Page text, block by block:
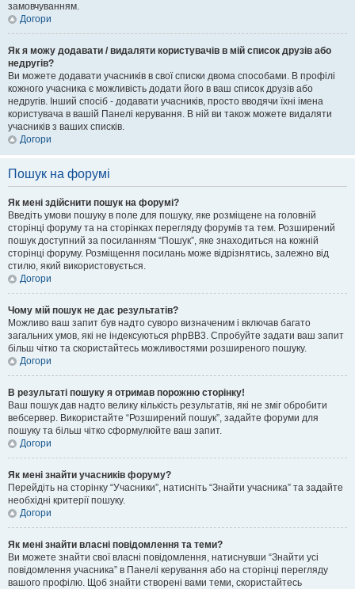
замовчуванням.
Догори
Як я можу додавати / видаляти користувачів в мій список друзів або
недругів?
Ви можете додавати учасників в свої списки двома способами. В профілі
кожного учасника є можливість додати його в ваш список друзів або
недругів. Інший спосіб - додавати учасників, просто вводячи їхні імена
користувача в вашій Панелі керування. В ній ви також можете видаляти
учасників з ваших списків.
Догори
Пошук на форумі
Як мені здійснити пошук на форумі?
Введіть умови пошуку в поле для пошуку, яке розміщене на головній
сторінці форуму та на сторінках перегляду форумів та тем. Розширений
пошук доступний за посиланням “Пошук”, яке знаходиться на кожній
сторінці форуму. Розміщення посилань може відрізнятись, залежно від
стилю, який використовується.
Догори
Чому мій пошук не дає результатів?
Можливо ваш запит був надто суворо визначеним і включав багато
загальних умов, які не індексуються phpBB3. Спробуйте задати ваш запит
більш чітко та скористайтесь можливостями розширеного пошуку.
Догори
В результаті пошуку я отримав порожню сторінку!
Ваш пошук дав надто велику кількість результатів, які не зміг обробити
вебсервер. Використайте “Розширений пошук”, задайте форуми для
пошуку та більш чітко сформулюйте ваш запит.
Догори
Як мені знайти учасників форуму?
Перейдіть на сторінку “Учасники”, натисніть “Знайти учасника” та задайте
необхідні критерії пошуку.
Догори
Як мені знайти власні повідомлення та теми?
Ви можете знайти свої власні повідомлення, натиснувши “Знайти усі
повідомлення учасника” в Панелі керування або на сторінці перегляду
вашого профілю. Щоб знайти створені вами теми, скористайтесь